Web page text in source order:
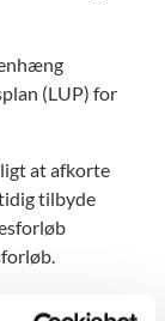
(LUP) for
at afkorte
tilbyde